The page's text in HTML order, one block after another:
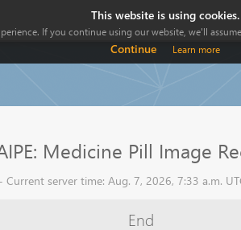
Medicine Pill Image
server time: Aug. 7, 2026, 7:33 a.m.
End
This website is using cookies.
If you continue using our website, we'll
Continue Learn more